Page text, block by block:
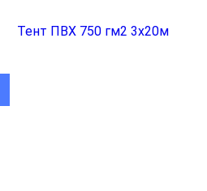
Тент ПВХ 750 гм2 3x20м